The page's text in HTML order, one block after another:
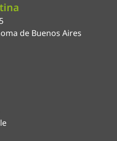
de Buenos Aires